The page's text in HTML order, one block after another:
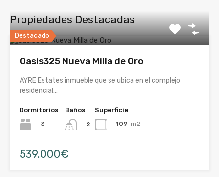
Propiedades Destacadas
Destacado
Oasis325 Nueva Milla de Oro
AYRE Estates inmueble que se ubica en el complejo
residencial…
Dormitorios
3
Baños
2
Superficie
109 m2
539.000€